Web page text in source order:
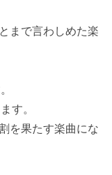
まで言わしめた楽
す。
を果たす楽曲にな